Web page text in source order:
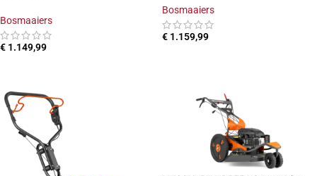
Bosmaaiers
€ 1.149,99
Bosmaaiers
€ 1.159,99